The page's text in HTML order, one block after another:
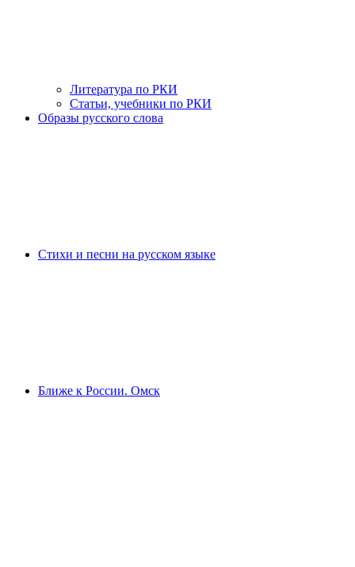
Литература по РКИ
Статьи, учебники по РКИ
Образы русского слова
Стихи и песни на русском языке
Ближе к России. Омск